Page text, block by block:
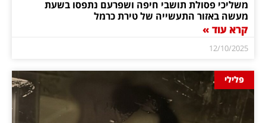
משליכי פסולת תושבי חיפה ושפרעם נתפסו בשעת
מעשה באזור התעשייה של טירת כרמל
קרא עוד »
12/10/2025
פלילי